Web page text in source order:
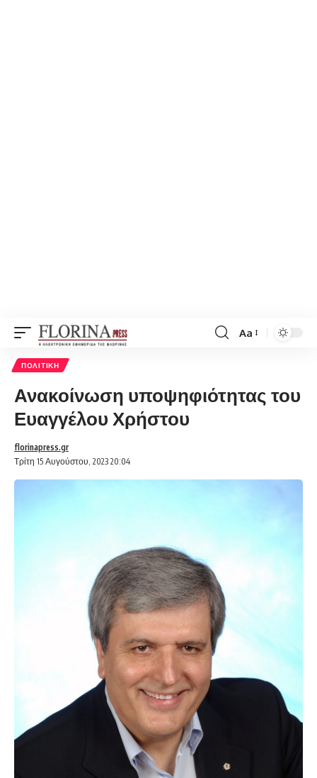
Font
Aa
ΠΟΛΙΤΙΚΉ
Ανακοίνωση υποψηφιότητας του
Ευαγγέλου Χρήστου
Τρίτη 15 Αυγούστου, 2023 20:04
florinapress.gr